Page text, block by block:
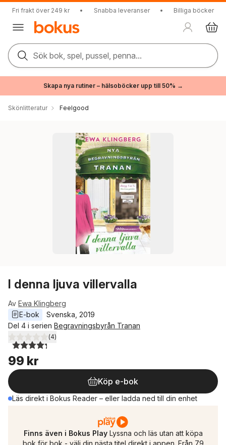
Fri frakt över 249 kr • Snabba leveranser • Billiga böcker
Sök bok, spel, pussel, penna...
Skapa nya rutiner – hälsoböcker upp till 50% →
Skönlitteratur Feelgood
I denna ljuva villervalla
Av Ewa Klingberg
E-bok
Svenska 2019
Del 4 i serien Begravningsbyrån Tranan
4,3utav 5 stjärnor. Totalt antal röster:
(4)
99 kr
Köp e-bok
Läs direkt i Bokus Reader – eller ladda ned till din enhet
Finns även i Bokus Play Lyssna och läs utan att köpa
bok för bok - välj din nästa titel direkt i appen. Från 79